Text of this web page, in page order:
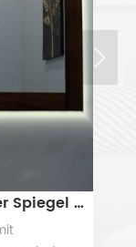
Zeitgenössischer rechteckiger Spiegel mit Holzrahmen und LED-Hintergrundbeleuchtung